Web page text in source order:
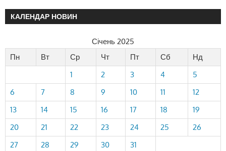
КАЛЕНДАР НОВИН
Січень 2025
Пн
Вт Ср Чт Пт Сб
Нд
1
2 3 4
5
6
7 8 9 10 11
12
13
14 15 16 17 18
19
20
21 22 23 24 25
26
27
28 29 30 31